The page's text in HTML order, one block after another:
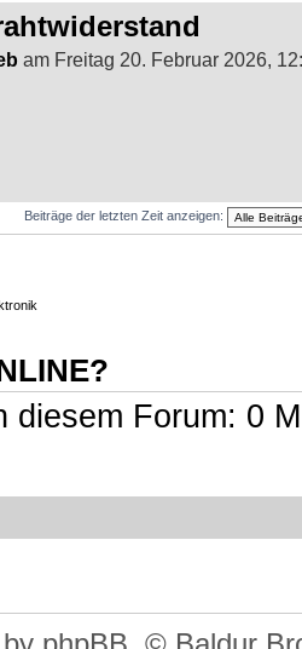
am Freitag 20. Februar 2026,
Beiträge der letzten Zeit anzeigen:
diesem Forum: 0